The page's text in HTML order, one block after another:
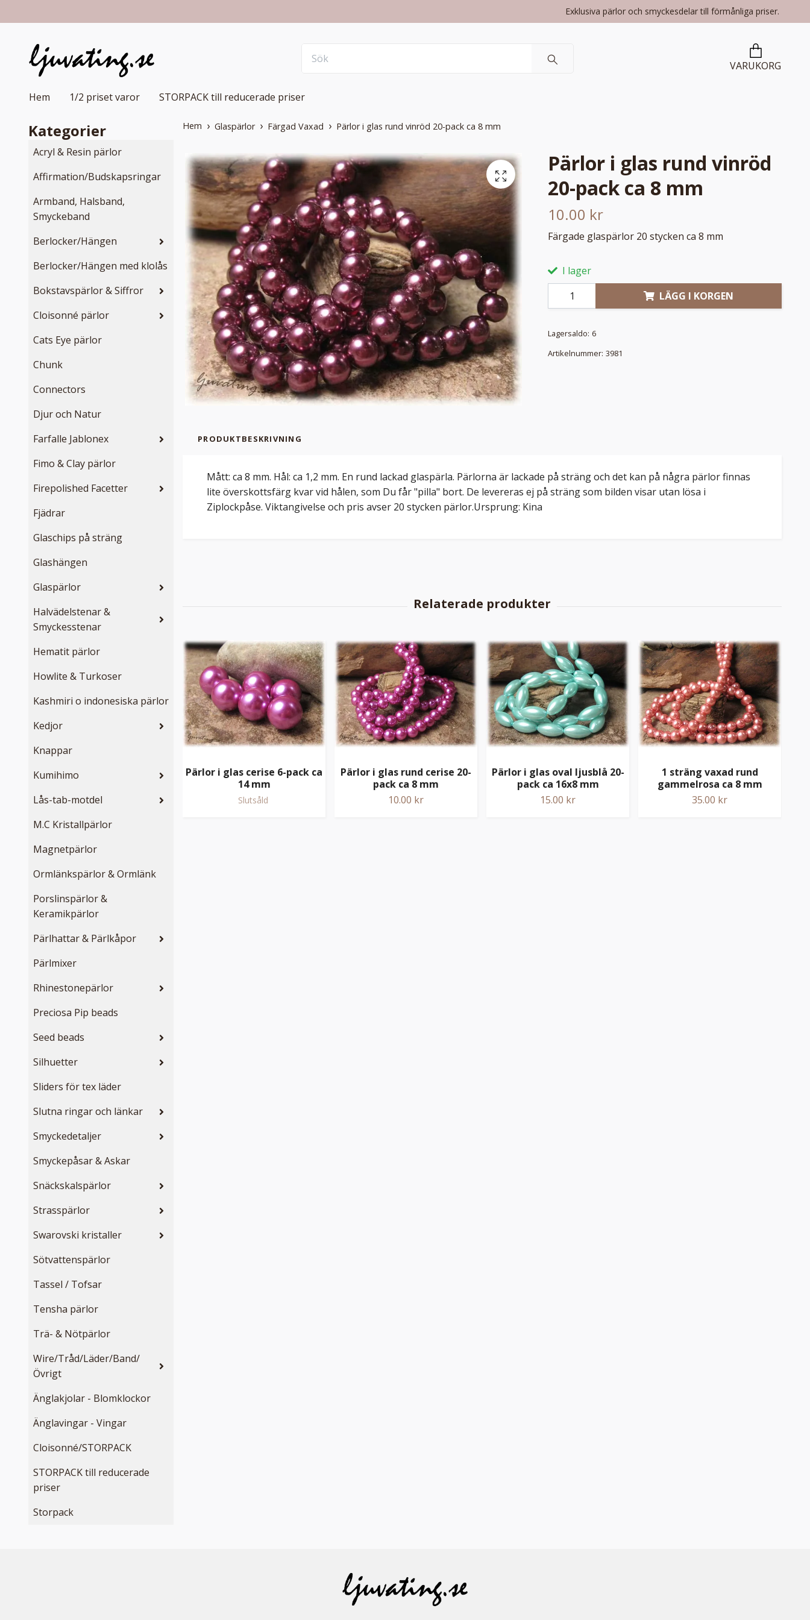
Exklusiva pärlor och smyckesdelar till förmånliga priser.
VARUKORG
Hem 1/2 priset varor STORPACK till reducerade priser
Kategorier
Acryl & Resin pärlor
Affirmation/Budskapsringar
Armband, Halsband,
Smyckeband
Berlocker/Hängen
Berlocker/Hängen med klolås
Bokstavspärlor & Siffror
Cloisonné pärlor
Cats Eye pärlor
Chunk
Connectors
Djur och Natur
Farfalle Jablonex
Fimo & Clay pärlor
Firepolished Facetter
Fjädrar
Glaschips på sträng
Glashängen
Glaspärlor
Halvädelstenar &
Smyckesstenar
Hematit pärlor
Howlite & Turkoser
Kashmiri o indonesiska pärlor
Kedjor
Knappar
Kumihimo
Lås-tab-motdel
M.C Kristallpärlor
Magnetpärlor
Ormlänkspärlor & Ormlänk
Porslinspärlor &
Keramikpärlor
Pärlhattar & Pärlkåpor
Pärlmixer
Rhinestonepärlor
Preciosa Pip beads
Seed beads
Silhuetter
Sliders för tex läder
Slutna ringar och länkar
Smyckedetaljer
Smyckepåsar & Askar
Snäckskalspärlor
Strasspärlor
Swarovski kristaller
Sötvattenspärlor
Tassel / Tofsar
Tensha pärlor
Trä- & Nötpärlor
Wire/Tråd/Läder/Band/
Övrigt
Änglakjolar - Blomklockor
Änglavingar - Vingar
Cloisonné/STORPACK
STORPACK till reducerade
priser
Storpack
Hem Glaspärlor Färgad Vaxad Pärlor i glas rund vinröd 20-pack ca 8 mm
Pärlor i glas rund vinröd
20-pack ca 8 mm
10.00 kr
Färgade glaspärlor 20 stycken ca 8 mm
I lager
LÄGG I KORGEN
Lagersaldo: 6
Artikelnummer: 3981
PRODUKTBESKRIVNING
Mått: ca 8 mm. Hål: ca 1,2 mm. En rund lackad glaspärla. Pärlorna är lackade på sträng och det kan på några pärlor finnas
lite överskottsfärg kvar vid hålen, som Du får "pilla" bort. De levereras ej på sträng som bilden visar utan lösa i
Ziplockpåse. Viktangivelse och pris avser 20 stycken pärlor.Ursprung: Kina
Pärlor i glas cerise 6-pack ca
14 mm
Slutsåld
Pärlor i glas rund cerise 20-
pack ca 8 mm
10.00 kr
Pärlor i glas oval ljusblå 20-
pack ca 16x8 mm
15.00 kr
1 sträng vaxad rund
gammelrosa ca 8 mm
35.00 kr